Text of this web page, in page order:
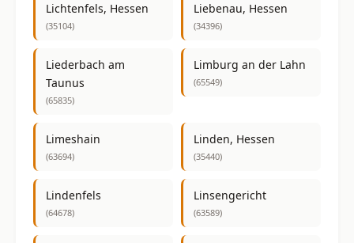
Lichtenfels, Hessen
(35104)
Liebenau, Hessen
(34396)
Liederbach am
Taunus
(65835)
Limburg an der Lahn
(65549)
Limeshain
(63694)
Linden, Hessen
(35440)
Lindenfels
(64678)
Linsengericht
(63589)